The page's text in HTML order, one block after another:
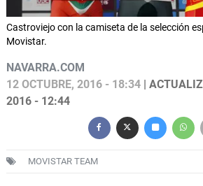
Castroviejo con la camiseta de la selección
Movistar.
NAVARRA.COM
12 OCTUBRE, 2016 - 18:34 |
2016 - 12:44
MOVISTAR TEAM